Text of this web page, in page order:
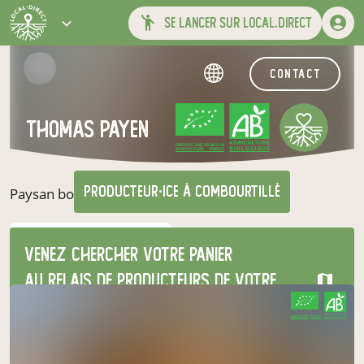
se lancer sur local.direct
contact
thomas payen
CERTIFIÉ PAR FR-BIO-10
AGRICULTURE FRANCE
producteur·ice à Combourtillé
Venez chercher votre panier
au relais de producteurs de votre
Paysan boulanger
CERTIFIÉ PAR FR-BIO-10
AGRICULTURE FRANCE